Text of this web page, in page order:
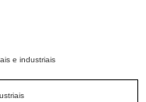
e industriais